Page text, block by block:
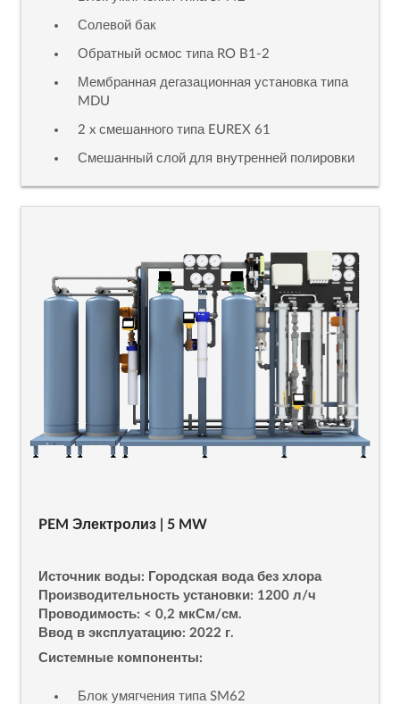
Солевой бак
Обратный осмос типа RO B1-2
Мембранная дегазационная установка типа
MDU
2 x смешанного типа EUREX 61
Смешанный слой для внутренней полировки
PEM Электролиз | 5 MW
Источник воды: Городская вода без хлора
Производительность установки: 1200 л/ч
Проводимость: < 0,2 мкСм/см.
Ввод в эксплуатацию: 2022 г.
Системные компоненты:
Блок умягчения типа SM62